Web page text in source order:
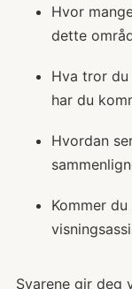
Hvor
dette
Hva tror
har du
Hvordan
Kommer
Svarene gir deg